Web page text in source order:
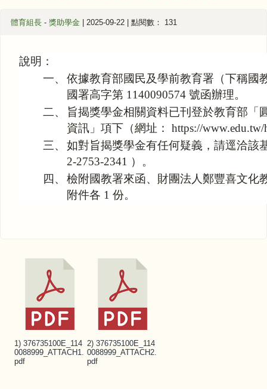
體育組長 - 獎助學金 | 2025-09-22 | 點閱數： 131
說明：
一、 依據教育部國民及學前教育署（下稱國
國署高字第 1140090574 號函辦理。
二、
旨揭獎學金相關資料已刊登於教育部「
資訊」項下（網址： https://www.edu.tw/
三、 如對旨揭獎學金有任何疑義，請逕洽該
2-2753-2341 ）。
四、 檢附國教署來函、財團法人鄭豐喜文化
附件各 1 份。
1) 376735100E_114
0088999_ATTACH1.
pdf
2) 376735100E_114
0088999_ATTACH2.
pdf